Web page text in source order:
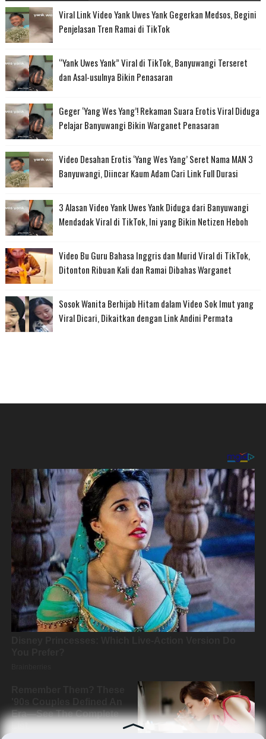
Viral Link Video Yank Uwes Yank Gegerkan Medsos, Begini
Penjelasan Tren Ramai di TikTok
“Yank Uwes Yank” Viral di TikTok, Banyuwangi Terseret
dan Asal-usulnya Bikin Penasaran
Geger ‘Yang Wes Yang’! Rekaman Suara Erotis Viral Diduga
Pelajar Banyuwangi Bikin Warganet Penasaran
Video Desahan Erotis ‘Yang Wes Yang’ Seret Nama MAN 3
Banyuwangi, Diincar Kaum Adam Cari Link Full Durasi
3 Alasan Video Yank Uwes Yank Diduga dari Banyuwangi
Mendadak Viral di TikTok, Ini yang Bikin Netizen Heboh
Video Bu Guru Bahasa Inggris dan Murid Viral di TikTok,
Ditonton Ribuan Kali dan Ramai Dibahas Warganet
Sosok Wanita Berhijab Hitam dalam Video Sok Imut yang
Viral Dicari, Dikaitkan dengan Link Andini Permata